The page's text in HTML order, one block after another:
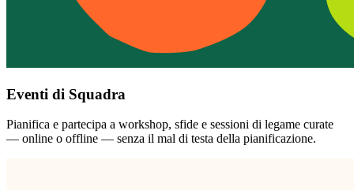
Eventi di Squadra
Pianifica e partecipa a workshop, sfide e sessioni di legame curate
— online o offline — senza il mal di testa della pianificazione.